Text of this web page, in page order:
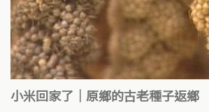
小米回家了｜原鄉的古老種子返鄉